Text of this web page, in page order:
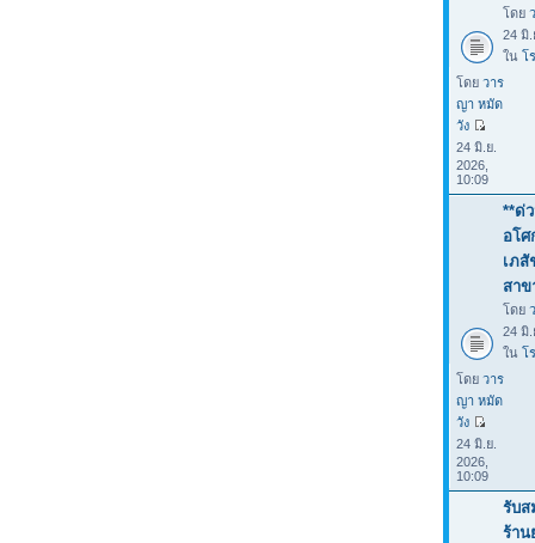
โดย
24 มิ.
ใน โ
โดย วาร
ญา หมัด
วัง
24 มิ.ย.
2026,
10:09
**ด่
อโ
เภสั
สาข
โดย
24 มิ.
ใน โ
โดย วาร
ญา หมัด
วัง
24 มิ.ย.
2026,
10:09
รับส
ร้าน